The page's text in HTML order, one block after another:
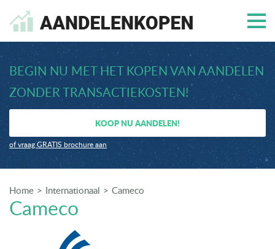
BEGIN NU MET HET KOPEN VAN AANDELEN
ZONDER TRANSACTIEKOSTEN!
KOOP NU AANDELEN!
of vraag GRATIS brochure aan
Home Internationaal Cameco
Cameco